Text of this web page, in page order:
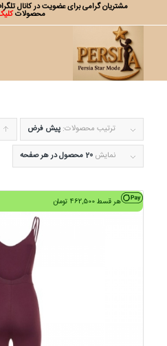
مشتریان گرامی برای عضویت در کانال
محصولات
ترتیب محصولات: پیش فرض
سازی
به
نمایش 20 محصول در هر صفحه
هر قسط462,500 تومان